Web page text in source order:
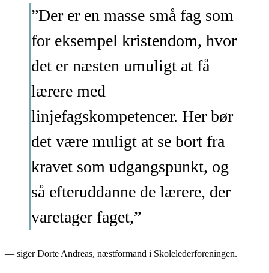
”Der er en masse små fag som
for eksempel kristendom, hvor
det er næsten umuligt at få
lærere med
linjefagskompetencer. Her bør
det være muligt at se bort fra
kravet som udgangspunkt, og
så efteruddanne de lærere, der
varetager faget,”
— siger Dorte Andreas, næstformand i Skolelederforeningen.